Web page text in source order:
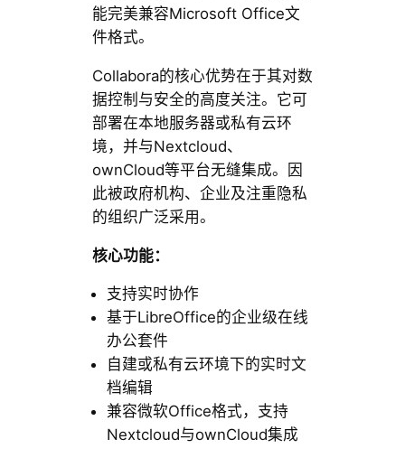
能完美兼容Microsoft Office文
件格式。
Collabora的核心优势在于其对数
据控制与安全的高度关注。它可
部署在本地服务器或私有云环
境，并与Nextcloud、
ownCloud等平台无缝集成。因
此被政府机构、企业及注重隐私
的组织广泛采用。
核心功能：
支持实时协作
基于LibreOffice的企业级在线
办公套件
自建或私有云环境下的实时文
档编辑
兼容微软Office格式，支持
Nextcloud与ownCloud集成